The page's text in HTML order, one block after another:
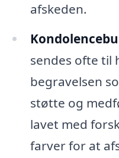
afskeden.
sendes ofte til
begravelsen
støtte og
lavet med
farver for at